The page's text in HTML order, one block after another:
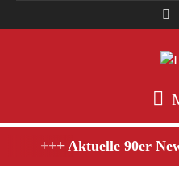
+++ Aktuelle 90er